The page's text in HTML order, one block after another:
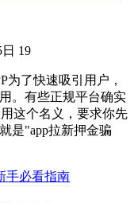
19
为了快速吸引用户，
。有些正规平台确实
这个名义，要求你先
是"app拉新押金骗